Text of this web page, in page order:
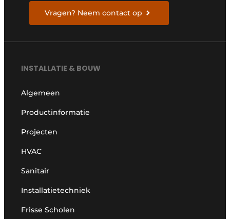
Vragen? Neem contact op
INSTALLATIE & BOUW
Algemeen
Productinformatie
Projecten
HVAC
Sanitair
Installatietechniek
Frisse Scholen